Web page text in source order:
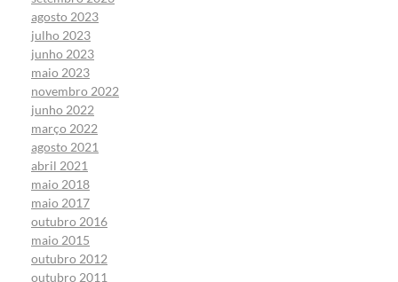
agosto 2023
julho 2023
junho 2023
maio 2023
novembro 2022
junho 2022
março 2022
agosto 2021
abril 2021
maio 2018
maio 2017
outubro 2016
maio 2015
outubro 2012
outubro 2011